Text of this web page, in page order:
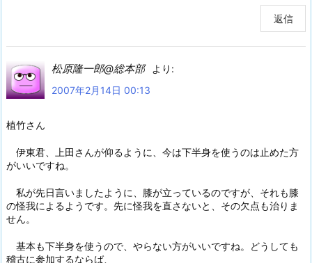
返信
松原隆一郎@総本部
より:
2007年2月14日 00:13
植竹さん
伊東君、上田さんが仰るように、今は下半身を使うのは止めた方
がいいですね。
私が先日言いましたように、膝が立っているのですが、それも膝
の怪我によるようです。先に怪我を直さないと、その欠点も治りま
せん。
基本も下半身を使うので、やらない方がいいですね。どうしても
稽古に参加するならば、